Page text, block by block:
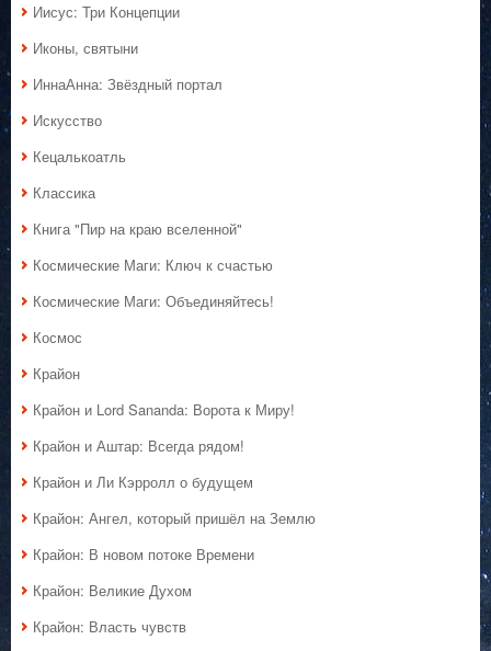
Иисус: Три Концепции
Иконы, святыни
ИннаАнна: Звёздный портал
Искусство
Кецалькоатль
Классика
Книга "Пир на краю вселенной"
Космические Маги: Ключ к счастью
Космические Маги: Объединяйтесь!
Космос
Крайон
Крайон и Lord Sananda: Ворота к Миру!
Крайон и Аштар: Всегда рядом!
Крайон и Ли Кэрролл о будущем
Крайон: Ангел, который пришёл на Землю
Крайон: В новом потоке Времени
Крайон: Великие Духом
Крайон: Власть чувств